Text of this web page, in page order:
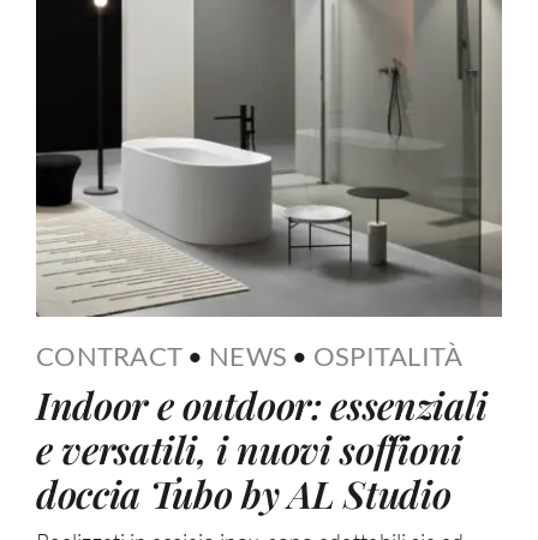
CONTRACT • NEWS • OSPITALITÀ
Indoor e outdoor: essenziali
e versatili, i nuovi soffioni
doccia Tubo by AL Studio